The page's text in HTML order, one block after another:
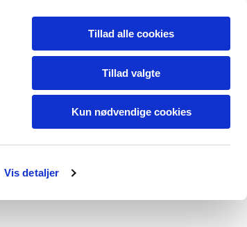
Vis detaljer
Tillad alle cookies
Tillad valgte
Kun nødvendige cookies